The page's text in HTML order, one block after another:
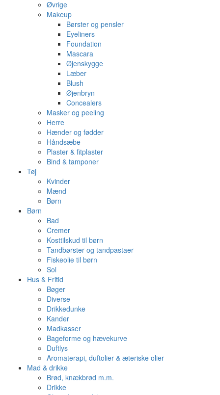
Øvrige
Makeup
Børster og pensler
Eyeliners
Foundation
Mascara
Øjenskygge
Læber
Blush
Øjenbryn
Concealers
Masker og peeling
Herre
Hænder og fødder
Håndsæbe
Plaster & fitplaster
Bind & tamponer
Tøj
Kvinder
Mænd
Børn
Børn
Bad
Cremer
Kosttilskud til børn
Tandbørster og tandpastaer
Fiskeolie til børn
Sol
Hus & Fritid
Bøger
Diverse
Drikkedunke
Kander
Madkasser
Bageforme og hævekurve
Duftlys
Aromaterapi, duftolier & æteriske olier
Mad & drikke
Brød, knækbrød m.m.
Drikke